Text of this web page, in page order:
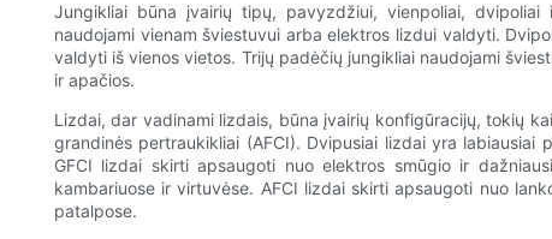
Jungikliai būna įvairių tipų, pavyzdžiui, vienpoliai,
naudojami vienam šviestuvui arba elektros lizdui valdyti.
valdyti iš vienos vietos. Trijų padėčių jungikliai naudojami
ir apačios.
Lizdai, dar vadinami lizdais, būna įvairių konfigūracijų, tokių
grandinės pertraukikliai (AFCI). Dvipusiai lizdai yra
GFCI lizdai skirti apsaugoti nuo elektros smūgio ir
kambariuose ir virtuvėse. AFCI lizdai skirti apsaugoti nuo
patalpose.